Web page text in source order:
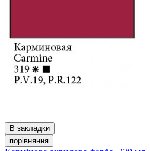
В закладки
порівняння